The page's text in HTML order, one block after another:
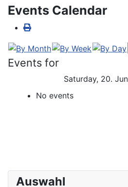
Events Calendar
Events for
Saturday, 20.
No events
Auswahl